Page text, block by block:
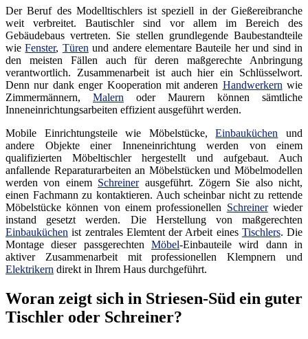
Der Beruf des Modelltischlers ist speziell in der Gießereibranche
weit verbreitet. Bautischler sind vor allem im Bereich des
Gebäudebaus vertreten. Sie stellen grundlegende Baubestandteile
wieFenster, Türen und andere elementare Bauteile her und sind in
den meisten Fällen auch für deren maßgerechte Anbringung
verantwortlich. Zusammenarbeit ist auch hier ein Schlüsselwort.
Denn nur dank enger Kooperation mit anderen Handwerkern wie
Zimmermännern, Malern oder Maurern können sämtliche
Inneneinrichtungsarbeiten effizient ausgeführt werden.
Mobile Einrichtungsteile wie Möbelstücke,Einbauküchen und
andere Objekte einer Inneneinrichtung werden von einem
qualifizierten Möbeltischler hergestellt und aufgebaut. Auch
anfallende Reparaturarbeiten an Möbelstücken und Möbelmodellen
werden von einem Schreinerausgeführt. Zögern Sie also nicht,
einen Fachmann zu kontaktieren. Auch scheinbar nicht zu rettende
Möbelstücke können von einem professionellen Schreinerwieder
instand gesetzt werden. Die Herstellung von maßgerechten
Einbauküchen ist zentrales Elemtent der Arbeit eines Tischlers. Die
Montage dieser passgerechten Möbel-Einbauteile wird dann in
aktiver Zusammenarbeit mit professionellen Klempnern und
Elektrikern direkt in Ihrem Haus durchgeführt.
Woran zeigt sich in Striesen-Süd ein guter
Tischler oder Schreiner?